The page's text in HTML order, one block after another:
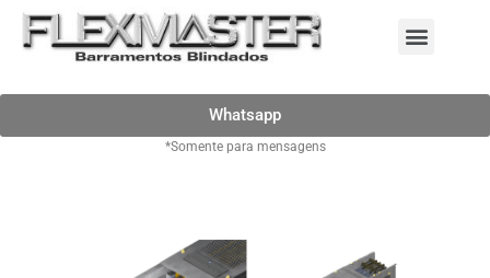
Whatsapp
*Somente para mensagens